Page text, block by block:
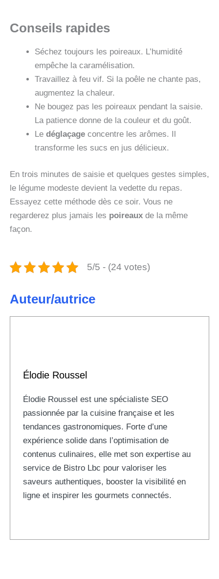
Conseils rapides
Séchez toujours les poireaux. L’humidité
empêche la caramélisation.
Travaillez à feu vif. Si la poêle ne chante pas,
augmentez la chaleur.
Ne bougez pas les poireaux pendant la saisie.
La patience donne de la couleur et du goût.
Le déglaçage concentre les arômes. Il
transforme les sucs en jus délicieux.
En trois minutes de saisie et quelques gestes simples,
le légume modeste devient la vedette du repas.
Essayez cette méthode dès ce soir. Vous ne
regarderez plus jamais les poireaux de la même
façon.
5/5 - (24 votes)
Auteur/autrice
Élodie Roussel
Élodie Roussel est une spécialiste SEO
passionnée par la cuisine française et les
tendances gastronomiques. Forte d’une
expérience solide dans l’optimisation de
contenus culinaires, elle met son expertise au
service de Bistro Lbc pour valoriser les
saveurs authentiques, booster la visibilité en
ligne et inspirer les gourmets connectés.